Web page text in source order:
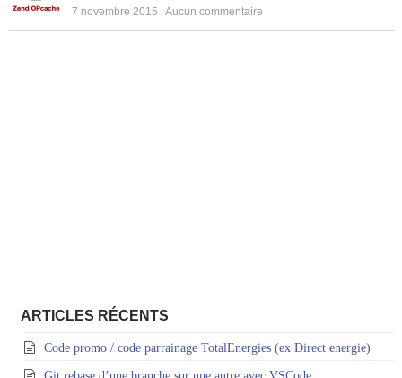
7 novembre 2015 | Aucun commentaire
ARTICLES RÉCENTS
Code promo / code parrainage TotalEnergies (ex Direct energie)
Git rebase d’une branche sur une autre avec VSCode